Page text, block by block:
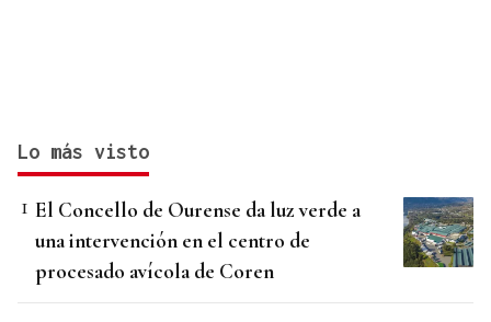
Lo más visto
El Concello de Ourense da luz verde a
una intervención en el centro de
procesado avícola de Coren